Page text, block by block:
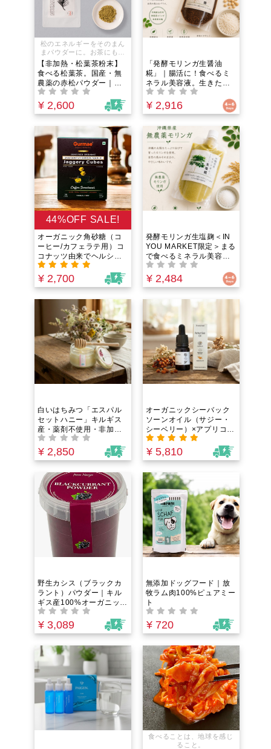
松のエネルギーをそのまん
まパウダーに。お茶にもお
料理にも。
【非加熱・松葉茶粉末】
食べる松葉茶。国産・無
農薬の赤松パウダー｜抗
酸化作用のあるポリフェ
ノールと葉緑素。生きた
酵素で、免疫システムを
体を作る「天然のマルチ
サプリ」
¥ 2,600
「発酵モリンガ生醤油
糀」｜腸活に！食べるミ
ネラル美容液。生きた酵
素とフルボ酸ミネラルで
野菜が美味しくなる！沖
縄産・無添加・非加熱の
¥ 2,916
44%OFF SALE!
オーガニック角砂糖（コ
ーヒー/カフェラテ用）コ
コナッツ由来でヘルシー
な低GI！冷たい飲み物に
も瞬時に溶ける+個包装で
便利！
¥ 2,700
発酵モリンガ生塩麹＜IN
YOU MARKET限定＞まる
で食べるミネラル美容
液。腸活に嬉しい「生き
た酵素」と天然ミネラル
配合。添加物不使用、沖
まった常備調味料
¥ 2,484
白いはちみつ「エスパル
セットハニー」キルギス
産・薬剤不使用・非加
熱！【しゃりっ、とろ
り】パンやヨーグルトが
高級スイーツに。癖のな
¥ 2,850
オーガニックシーバック
ソーンオイル（サジー・
シーベリー）×アプリコッ
トオイル｜消えたハリを
取り戻す！紫外線ダメー
ジケア・年齢肌の乾燥・
メガ7配合。若さの成分
「パルミトレイン酸」と
ビタミンCの宝庫！
¥ 5,810
野生カシス（ブラックカ
ラント）パウダー｜キル
ギス産100%オーガニッ
ク！エイジングケア・ス
マホ疲れの瞳に「食べる
サングラス」。ブルーベ
ニン！無添加・砂糖不使
用
¥ 3,089
無添加ドッグフード｜放
牧ラム肉100%ピュアミー
ト
¥ 720
食べることは、地球を感じ
ること。